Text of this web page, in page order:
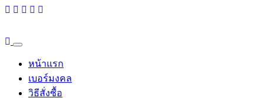
หน้าแรก
เบอร์มงคล
วิธีสั่งซื้อ